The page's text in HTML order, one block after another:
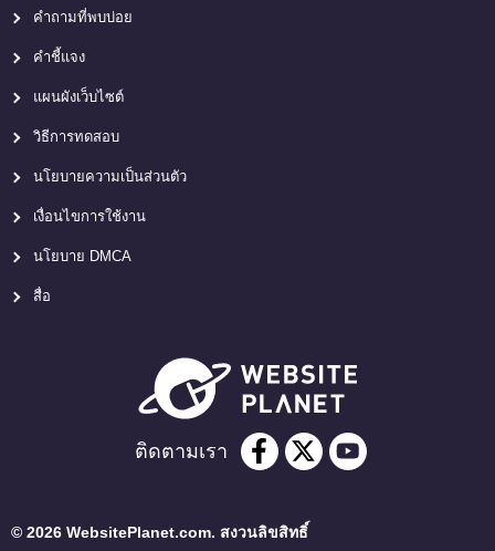
คำถามที่พบบ่อย
คำชี้แจง
แผนผังเว็บไซต์
วิธีการทดสอบ
นโยบายความเป็นส่วนตัว
เงื่อนไขการใช้งาน
นโยบาย DMCA
สื่อ
ติดตามเรา
© 2026 WebsitePlanet.com. สงวนลิขสิทธิ์